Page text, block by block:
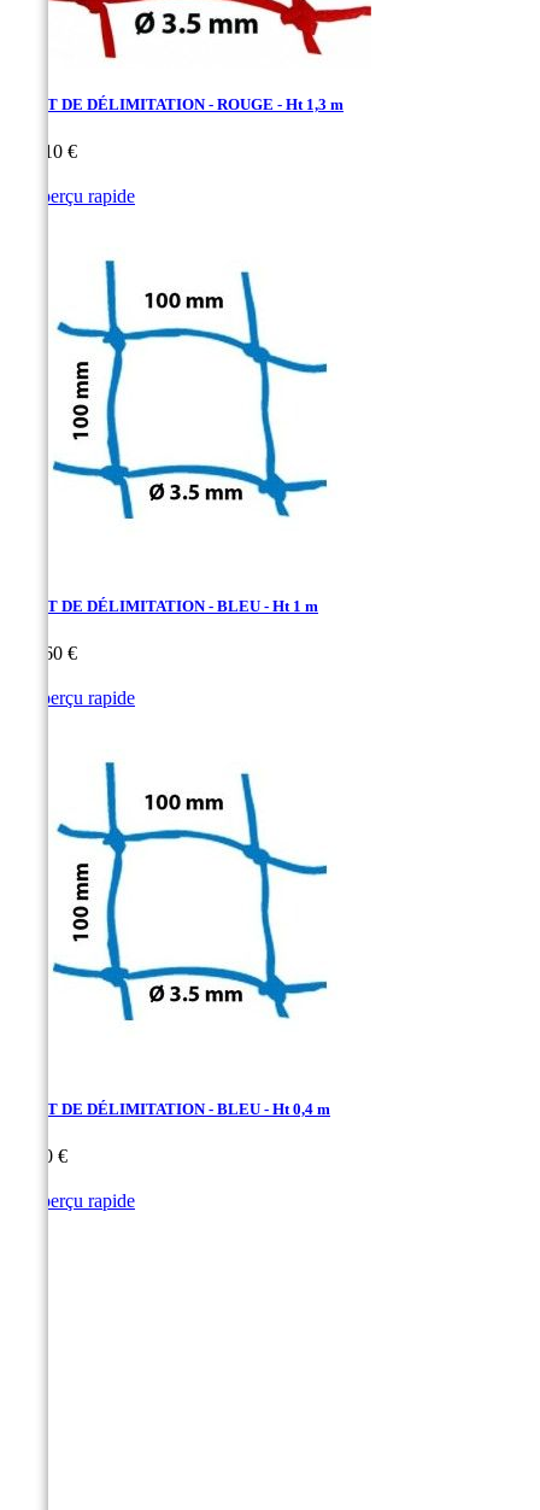
FILET DE DÉLIMITATION - ROUGE - Ht 1,3 m
138,10 €
Aperçu rapide
FILET DE DÉLIMITATION - BLEU - Ht 1 m
100,60 €
Aperçu rapide
FILET DE DÉLIMITATION - BLEU - Ht 0,4 m
44,40 €
Aperçu rapide